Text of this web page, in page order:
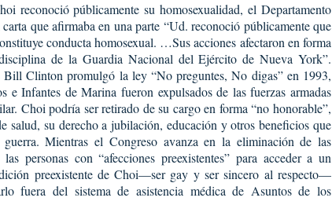
reconoció públicamente su homosexualidad, el Departamento
que afirmaba en una parte “Ud. reconoció públicamente que
conducta homosexual. …Sus acciones afectaron en forma
de la Guardia Nacional del Ejército de Nueva York”.
Bill Clinton promulgó la ley “No preguntes, No digas” en 1993,
e Infantes de Marina fueron expulsados de las fuerzas armadas
Choi podría ser retirado de su cargo en forma “no honorable”,
salud, su derecho a jubilación, educación y otros beneficios que
Mientras el Congreso avanza en la eliminación de las
personas con “afecciones preexistentes” para acceder a un
preexistente de Choi—ser gay y ser sincero al respecto—
fuera del sistema de asistencia médica de Asuntos de los